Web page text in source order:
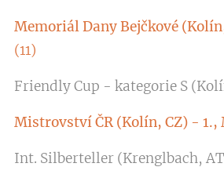
Memoriál Dany Bejčkové
(11)
Friendly Cup - kategorie S
Mistrovství ČR (Kolín, CZ) - 1.,
Int. Silberteller (Krenglbach,